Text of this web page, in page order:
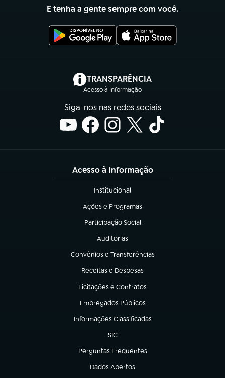
E tenha a gente sempre com você.
TRANSPARÊNCIA
Acesso à Informação
(abre em nova aba)
Siga-nos nas redes sociais
Acesso à Informação
Institucional
(abre em nova aba)
Ações e Programas
(abre em nova aba)
Participação Social
(abre em nova aba)
Auditorias
(abre em nova aba)
Convênios e Transferências
(abre em nova aba)
Receitas e Despesas
(abre em nova aba)
Licitações e Contratos
(abre em nova aba)
Empregados Públicos
(abre em nova aba)
Informações Classificadas
(abre em nova aba)
SIC
(abre em nova aba)
Perguntas Frequentes
(abre em nova aba)
Dados Abertos
(abre em nova aba)